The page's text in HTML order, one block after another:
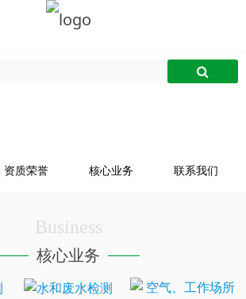
资质荣誉 核心业务 联系我们
Business
核心业务